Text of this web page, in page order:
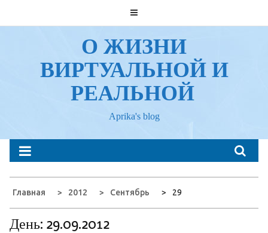
О ЖИЗНИ
ВИРТУАЛЬНОЙ И
РЕАЛЬНОЙ
Aprika's blog
Главная 2012 Сентябрь 29
День: 29.09.2012